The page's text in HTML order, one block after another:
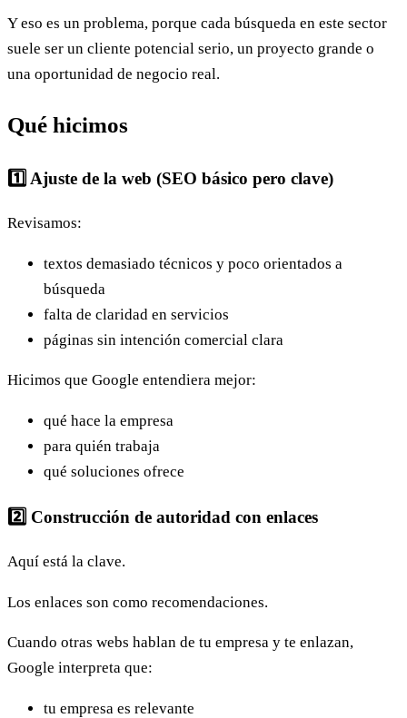
Y eso es un problema, porque cada búsqueda en este sector
suele ser un cliente potencial serio, un proyecto grande o
una oportunidad de negocio real.
Qué hicimos
1️⃣ Ajuste de la web (SEO básico pero clave)
Revisamos:
textos demasiado técnicos y poco orientados a
búsqueda
falta de claridad en servicios
páginas sin intención comercial clara
Hicimos que Google entendiera mejor:
qué hace la empresa
para quién trabaja
qué soluciones ofrece
2️⃣ Construcción de autoridad con enlaces
Aquí está la clave.
Los enlaces son como recomendaciones.
Cuando otras webs hablan de tu empresa y te enlazan,
Google interpreta que:
tu empresa es relevante